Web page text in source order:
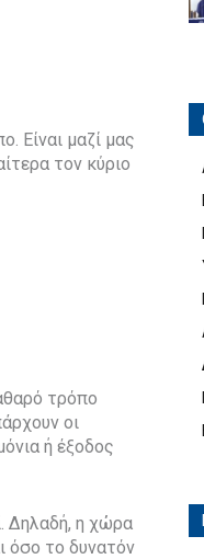
Είναι μαζί μας
τον κύριο
τρόπο
οι
ή έξοδος
Δηλαδή, η χώρα
όσο το δυνατόν